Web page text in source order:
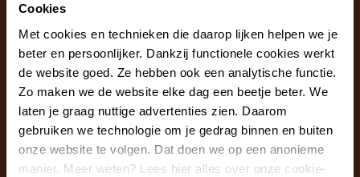
Cookies
Met cookies en technieken die daarop lijken helpen we je
beter en persoonlijker. Dankzij functionele cookies werkt
de website goed. Ze hebben ook een analytische functie.
Zo maken we de website elke dag een beetje beter. We
laten je graag nuttige advertenties zien. Daarom
gebruiken we technologie om je gedrag binnen en buiten
onze website te volgen. Dat doen we op een anonieme
manier. Meer weten? Lees hier alles over onze cookie-
Klantenservice & FAQ
Wij staan voor u klaar.
Ma t/m vr van 09:30 - 16:00 telefonisch
+31 (0)13 785 62 41